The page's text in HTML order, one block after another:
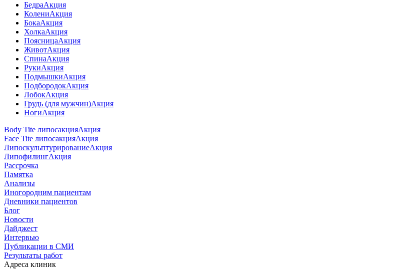
БедраАкция
КолениАкция
БокаАкция
ХолкаАкция
ПоясницаАкция
ЖивотАкция
СпинаАкция
РукиАкция
ПодмышкиАкция
ПодбородокАкция
ЛобокАкция
Грудь (для мужчин)Акция
НогиАкция
Body Tite липосакцияАкция
Face Tite липосакцияАкция
ЛипоскульптурированиеАкция
ЛипофилингАкция
Рассрочка
Памятка
Анализы
Иногородним пациентам
Дневники пациентов
Блог
Новости
Дайджест
Интервью
Публикации в СМИ
Результаты работ
Адреса клиник